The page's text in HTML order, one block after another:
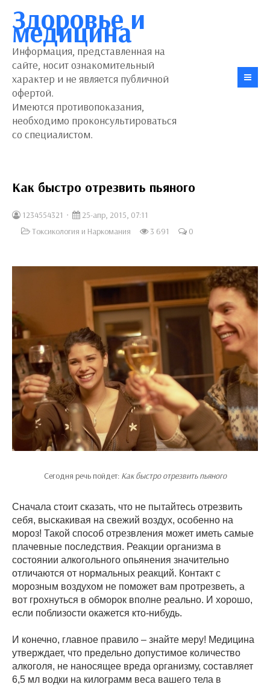
Здоровье и
медицина
Информация, представленная на
сайте, носит ознакомительный
характер и не является публичной
офертой.
Имеются противопоказания,
необходимо проконсультироваться
со специалистом.
Как быстро отрезвить пьяного
1234554321
25-апр, 2015, 07:11
Токсикология и Наркомания
3 691 0
Сегодня речь пойдет: Как быстро отрезвить пьяного
Сначала стоит сказать, что не пытайтесь отрезвить
себя, выскакивая на свежий воздух, особенно на
мороз! Такой способ отрезвления может иметь самые
плачевные последствия. Реакции организма в
состоянии алкогольного опьянения значительно
отличаются от нормальных реакций. Контакт с
морозным воздухом не поможет вам протрезветь, а
вот грохнуться в обморок вполне реально. И хорошо,
если поблизости окажется кто-нибудь.
И конечно, главное правило – знайте меру! Медицина
утверждает, что предельно допустимое количество
алкоголя, не наносящее вреда организму, составляет
6,5 мл водки на килограмм веса вашего тела в